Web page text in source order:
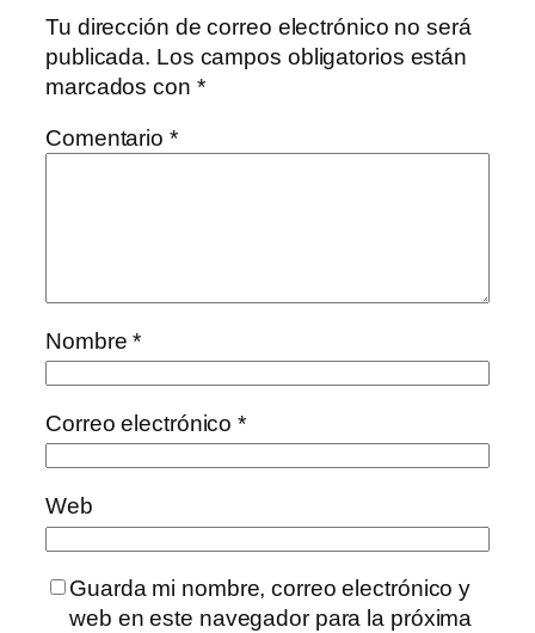
Tu dirección de correo electrónico no será
publicada. Los campos obligatorios están
marcados con *
Comentario *
Nombre*
Correo electrónico*
Web
Guarda mi nombre, correo electrónico y
web en este navegador para la próxima